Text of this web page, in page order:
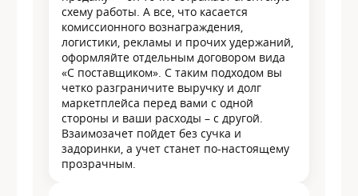
схему работы. А все, что касается
комиссионного вознаграждения,
логистики, рекламы и прочих удержаний,
оформляйте отдельным договором вида
«С поставщиком». С таким подходом вы
четко разграничите выручку и долг
маркетплейса перед вами с одной
стороны и ваши расходы – с другой.
Взаимозачет пойдет без сучка и
задоринки, а учет станет по-настоящему
прозрачным.